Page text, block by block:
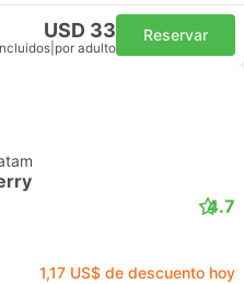
USD 33
por adulto
Reservar
4.7
1,17 US$ de descuento hoy